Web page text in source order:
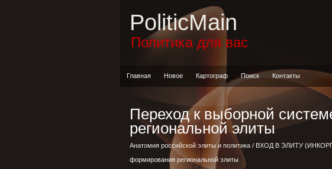
PoliticMain
Политика для вас
Главная Новое Картограф Поиск Контакты
Переход к выборной
региональной элиты
Анатомия российской элиты и политика / ВХОД В ЭЛИТУ
формирования региональной элиты